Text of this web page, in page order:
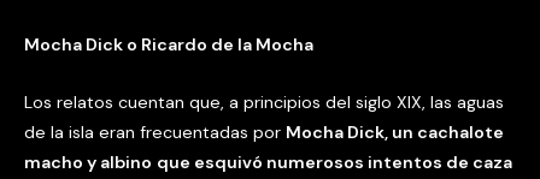
Mocha Dick o Ricardo de la Mocha
Los relatos cuentan que, a principios del siglo XIX, las aguas
de la isla eran frecuentadas por Mocha Dick, un cachalote
macho y albino que esquivó numerosos intentos de caza